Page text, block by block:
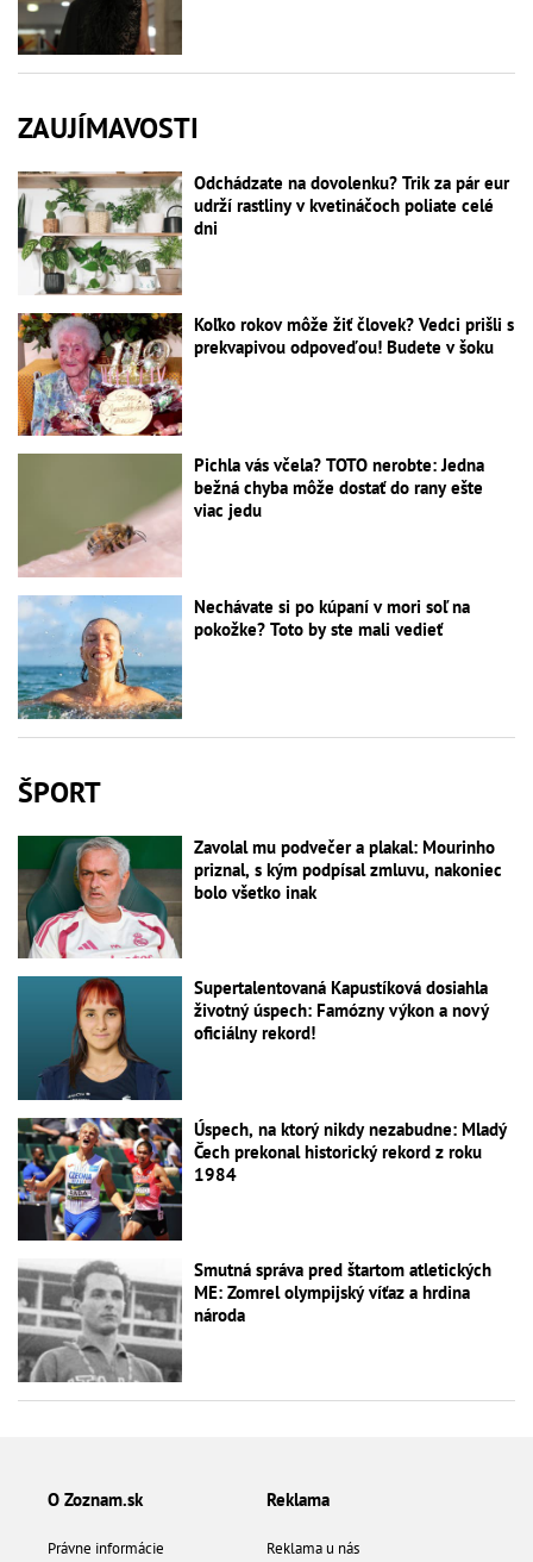
ZAUJÍMAVOSTI
Odchádzate na dovolenku? Trik za pár eur
udrží rastliny v kvetináčoch poliate celé
dni
Koľko rokov môže žiť človek? Vedci prišli s
prekvapivou odpoveďou! Budete v šoku
Pichla vás včela? TOTO nerobte: Jedna
bežná chyba môže dostať do rany ešte
viac jedu
Nechávate si po kúpaní v mori soľ na
pokožke? Toto by ste mali vedieť
ŠPORT
Zavolal mu podvečer a plakal: Mourinho
priznal, s kým podpísal zmluvu, nakoniec
bolo všetko inak
Supertalentovaná Kapustíková dosiahla
životný úspech: Famózny výkon a nový
oficiálny rekord!
Úspech, na ktorý nikdy nezabudne: Mladý
Čech prekonal historický rekord z roku
1984
Smutná správa pred štartom atletických
ME: Zomrel olympijský víťaz a hrdina
národa
O Zoznam.sk
Právne informácie
Reklama
Reklama u nás